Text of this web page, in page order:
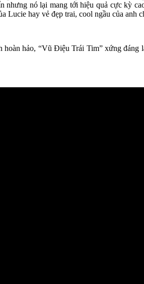
nó lại mang tới hiệu quả cực kỳ
Lucie hay vẻ đẹp trai, cool ngầu của anh
hảo, “Vũ Điệu Trái Tim” xứng